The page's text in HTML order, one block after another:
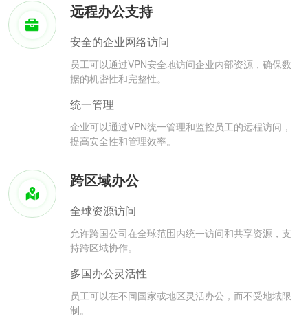
远程办公支持
安全的企业网络访问
员工可以通过VPN安全地访问企业内部资源，确保数
据的机密性和完整性。
统一管理
企业可以通过VPN统一管理和监控员工的远程访问，
提高安全性和管理效率。
跨区域办公
全球资源访问
允许跨国公司在全球范围内统一访问和共享资源，支
持跨区域协作。
多国办公灵活性
员工可以在不同国家或地区灵活办公，而不受地域限
制。